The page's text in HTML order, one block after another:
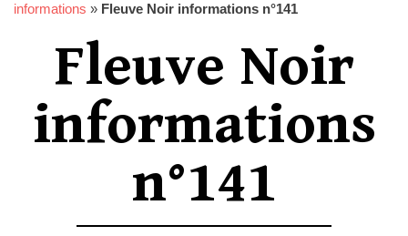
informations » Fleuve Noir informations n°141
Fleuve Noir
informations
n°141